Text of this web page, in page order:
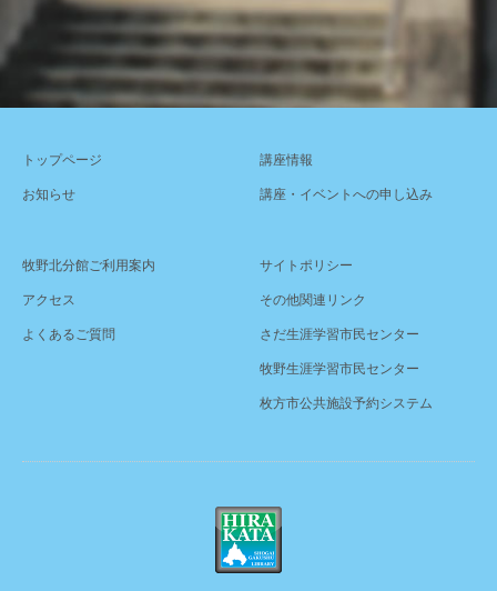
トップページ
お知らせ
講座情報
講座・イベントへの申し込み
牧野北分館ご利用案内
アクセス
よくあるご質問
サイトポリシー
その他関連リンク
さだ生涯学習市民センター
牧野生涯学習市民センター
枚方市公共施設予約システム